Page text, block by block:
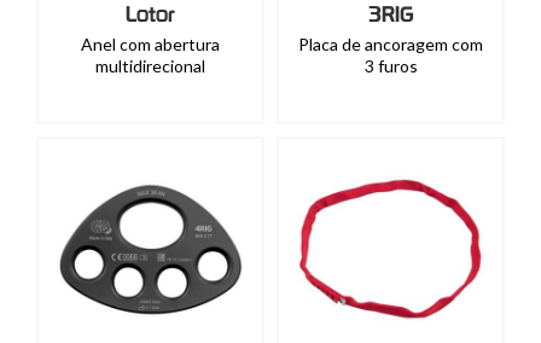
Lotor
Anel com abertura
multidirecional
3RIG
Placa de ancoragem com
3 furos